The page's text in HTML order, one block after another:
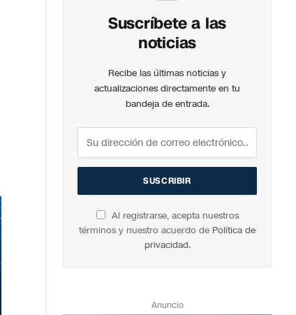
Suscríbete a las
noticias
Recibe las últimas noticias y
actualizaciones directamente en tu
bandeja de entrada.
Al registrarse, acepta nuestros
términos y nuestro acuerdo de Política de
privacidad.
Anuncio